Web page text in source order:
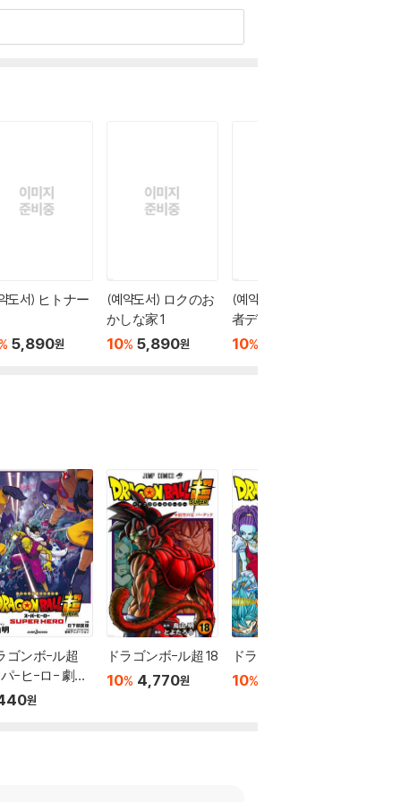
도서) ヒトナー
5,890원
(예약도서) ロクのお
かしな家 1
10% 5,890원
(예약도서) 2年B組 勇
者デストロイヤー
ず 1
10%
ゴンボ-ル超
-ヒ-ロ- 劇場
원
ドラゴンボ-ル超 18
10% 4,770원 10%